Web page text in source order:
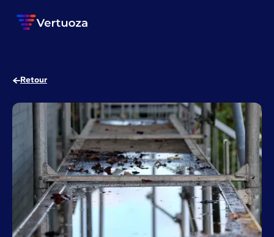
Retour